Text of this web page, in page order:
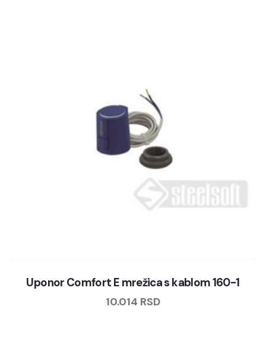
Uponor Comfort E mrežica s kablom 160-1
10.014 RSD